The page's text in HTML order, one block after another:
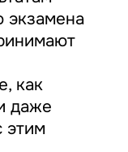
экзамена
как
даже
этим